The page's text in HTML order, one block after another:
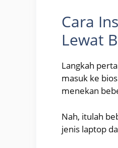
Cara
Lewat
Langkah
masuk ke
menekan
Nah, itulah
jenis laptop